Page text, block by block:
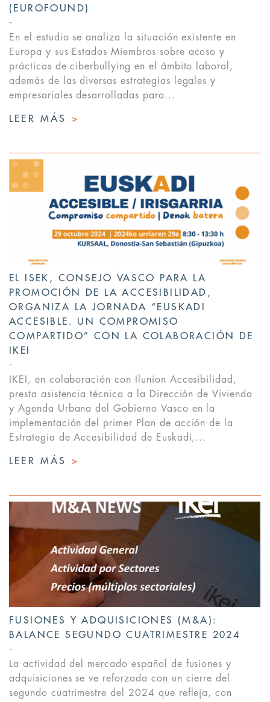
(EUROFOUND)
En el estudio se analiza la situación existente en
Europa y sus Estados Miembros sobre acoso y
prácticas de ciberbullying en el ámbito laboral,
además de las diversas estrategias legales y
empresariales desarrolladas para...
LEER MÁS >
EL ISEK, CONSEJO VASCO PARA LA
PROMOCIÓN DE LA ACCESIBILIDAD,
ORGANIZA LA JORNADA “EUSKADI
ACCESIBLE. UN COMPROMISO
COMPARTIDO” CON LA COLABORACIÓN DE
IKEI
IKEI, en colaboración con Ilunion Accesibilidad,
presta asistencia técnica a la Dirección de Vivienda
y Agenda Urbana del Gobierno Vasco en la
implementación del primer Plan de acción de la
Estrategia de Accesibilidad de Euskadi,...
LEER MÁS >
FUSIONES Y ADQUISICIONES (M&A):
BALANCE SEGUNDO CUATRIMESTRE 2024
La actividad del mercado español de fusiones y
adquisiciones se ve reforzada con un cierre del
segundo cuatrimestre del 2024 que refleja, con